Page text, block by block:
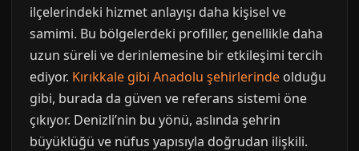
ilçelerindeki hizmet anlayışı daha kişisel ve
samimi. Bu bölgelerdeki profiller, genellikle daha
uzun süreli ve derinlemesine bir etkileşimi tercih
ediyor. Kırıkkale gibi Anadolu şehirlerinde olduğu
gibi, burada da güven ve referans sistemi öne
çıkıyor. Denizli’nin bu yönü, aslında şehrin
büyüklüğü ve nüfus yapısıyla doğrudan ilişkili.